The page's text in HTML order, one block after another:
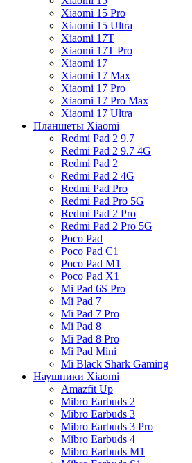
Xiaomi 15 Pro
Xiaomi 15 Ultra
Xiaomi 17T
Xiaomi 17T Pro
Xiaomi 17
Xiaomi 17 Max
Xiaomi 17 Pro
Xiaomi 17 Pro Max
Xiaomi 17 Ultra
Планшеты Xiaomi
Redmi Pad 2 9.7
Redmi Pad 2 9.7 4G
Redmi Pad 2
Redmi Pad 2 4G
Redmi Pad Pro
Redmi Pad Pro 5G
Redmi Pad 2 Pro
Redmi Pad 2 Pro 5G
Poco Pad
Poco Pad C1
Poco Pad M1
Poco Pad X1
Mi Pad 6S Pro
Mi Pad 7
Mi Pad 7 Pro
Mi Pad 8
Mi Pad 8 Pro
Mi Pad Mini
Mi Black Shark Gaming
Наушники Xiaomi
Amazfit Up
Mibro Earbuds 2
Mibro Earbuds 3
Mibro Earbuds 3 Pro
Mibro Earbuds 4
Mibro Earbuds M1